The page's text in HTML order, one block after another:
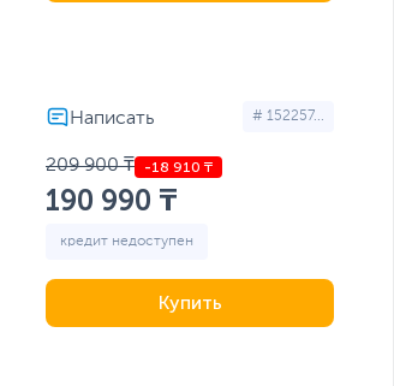
# 152257...
209 900 ₸
190 990 ₸
кредит недоступен
Купить